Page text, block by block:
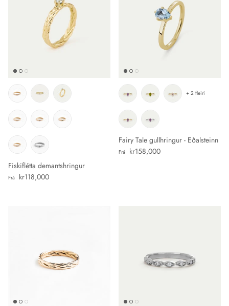
Fiskiflétta demantshringur
Verð
Frá kr118,000
Fairy Tale gullhringur - Eðalsteinn
Verð
Frá kr158,000
+ 2 fleiri